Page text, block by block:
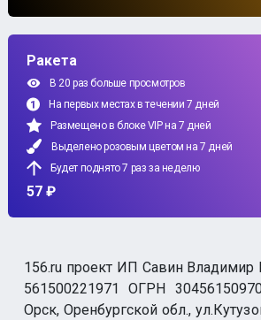
Ракета
В 20 раз больше просмотров
На первых местах в течении 7 дней
Размещено в блоке VIP на 7 дней
Выделено розовым цветом на 7 дней
Будет поднято 7 раз за неделю
57 ₽
156.ru проект ИП Савин
561500221971 ОГРН
Орск, Оренбургской обл.,